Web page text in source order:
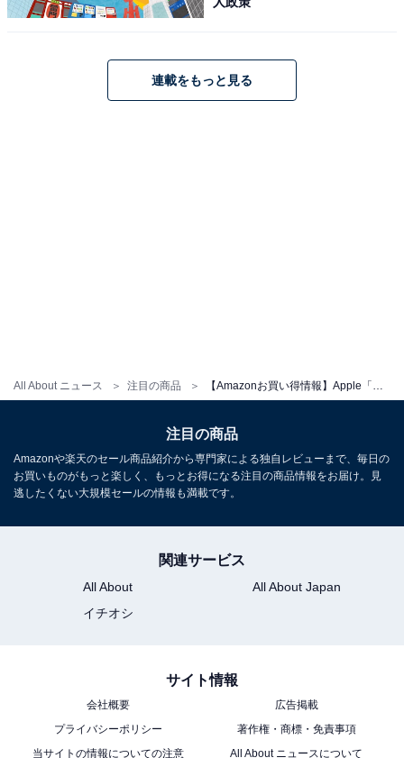
All About ニュース 注目の商品
Apple 2026 MacBook Pro 15コアCPU、16コアGPUの
M5 Proチップ搭載ノートパソコン：AIのために設計、
14.2インチLiquid Retina XDRディスプレイ、24GBユニ
Apple 2026 MacBook Air M5チップ搭載15インチノート
Retinaディスプレイ、16GBユニファイドメモリ、1TB
SSDストレージ、12MPセンターフレームカメラ、日本語
キーボード、Touch ID - シルバー
Amazonで見る
Apple「MacBook Air 13.6インチ（2026）」
Apple 2026 MacBook Air M5チップ搭載13インチノート
ブック：AIとApple Intelligence、13.6インチLiquid
連載をもっと見る
注目の商品
Amazonや楽天のセール商品紹介から専門家による独自レビューまで、毎日の
お買いものがもっと楽しく、もっとお得になる注目の商品情報をお届け。見
逃したくない大規模セールの情報も満載です。
関連サービス
All About
All About Japan
イチオシ
サイト情報
会社概要
広告掲載
プライバシーポリシー
著作権・商標・免責事項
当サイトの情報についての注意
All About ニュースについて